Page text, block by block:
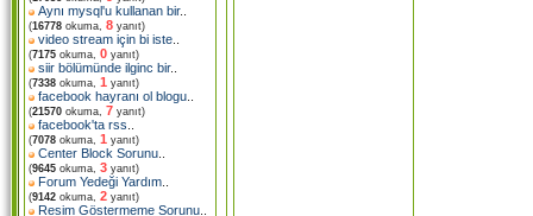
Aynı mysql'u kullanan bir..
(16778 okuma, 8 yanıt)
video stream için bi iste
(7175 okuma, 0 yanıt)
siir bölümünde ilginc bir..
(7338 okuma, 1 yanıt)
facebook hayranı ol blogu
(21570 okuma, 7 yanıt)
facebook'ta rss
(7078 okuma, 1 yanıt)
Center Block Sorunu
(9645 okuma, 3 yanıt)
Forum Yedeği Yardım
(9142 okuma, 2 yanıt)
Resim Göstermeme Sorunu